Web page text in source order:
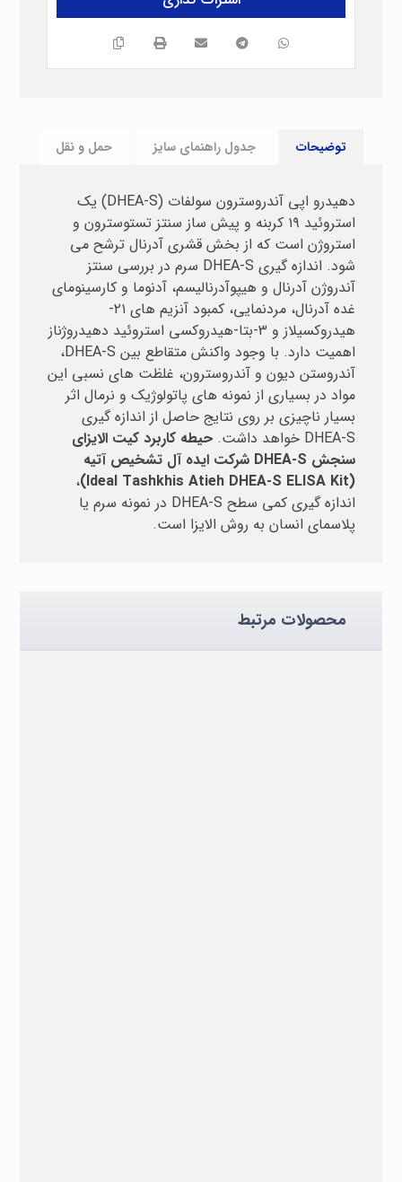
توضیحات جدول راهنمای سایز حمل و نقل
دهیدرو اپی آندروسترون سولفات (DHEA-S) یک
استروئید ۱۹ کربنه و پیش ساز سنتز تستوسترون و
استروژن است که از بخش قشری آدرنال ترشح می
شود. اندازه گیری DHEA-S سرم در بررسی سنتز
آندروژن آدرنال و هیپوآدرنالیسم، آدنوما و کارسینومای
غده آدرنال، مردنمایی، کمبود آنزیم های ۲۱-
هیدروکسیلاز و ۳-بتا-هیدروکسی استروئید دهیدروژناز
اهمیت دارد. با وجود واکنش متقاطع بین DHEA-S،
آندروستن دیون و آندروسترون، غلظت های نسبی این
مواد در بسیاری از نمونه های پاتولوژیک و نرمال اثر
بسیار ناچیزی بر روی نتایج حاصل از اندازه گیری
DHEA-S خواهد داشت.
حیطه کاربرد کیت الایزای
سنجش DHEA-S شرکت ایده آل تشخیص آتیه
(Ideal Tashkhis Atieh DHEA-S ELISA Kit)
،
اندازه گیری کمي سطح DHEA-S در نمونه سرم يا
پلاسمای انسان به روش الايزا است.
محصولات مرتبط